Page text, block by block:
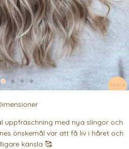
uppfräschning med nya slingor och
önskemål var att få liv i håret och
känsla 🥰